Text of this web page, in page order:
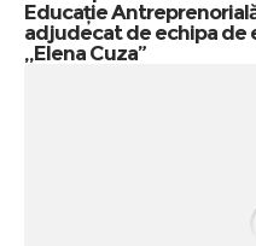
Educație
adjudecat de echipa de
,,Elena Cuza”